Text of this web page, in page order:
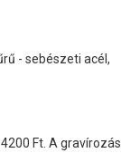
- sebészeti acél,
Ft. A gravírozás